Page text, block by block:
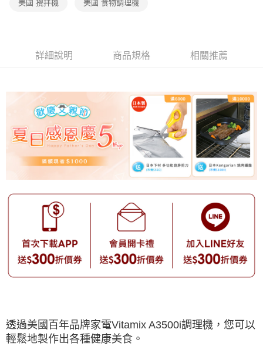
美國 攪拌機 美國 食物調理機
詳細說明 商品規格 相關推薦
透過美國百年品牌家電Vitamix A3500i調理機，您可以
輕鬆地製作出各種健康美食。